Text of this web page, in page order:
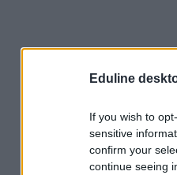
Eduline
If you wish to
sensitive
confirm your
continue seeing